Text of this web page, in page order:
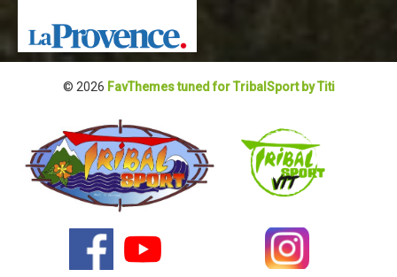
© 2026 FavThemes tuned for TribalSport by Titi